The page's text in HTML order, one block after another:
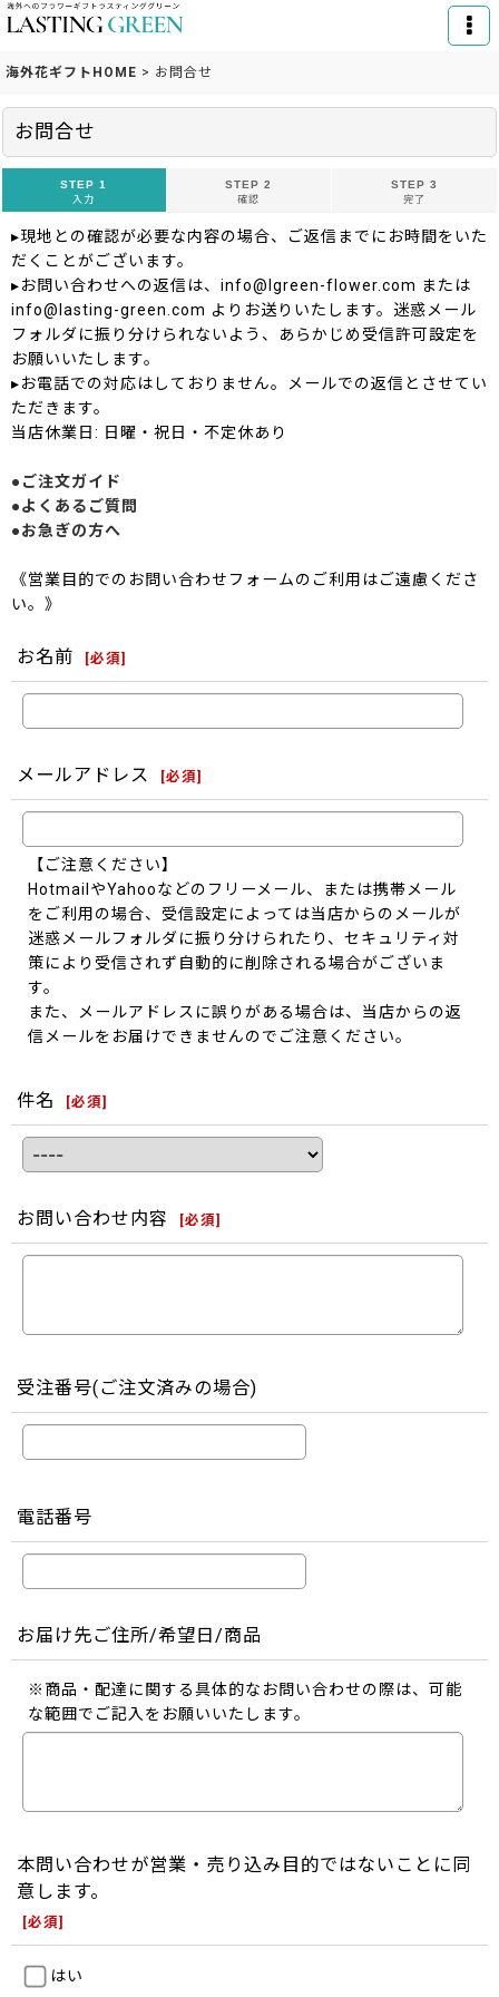
海外花ギフトHOME > お問合せ
お問合せ
STEP 1
入力
STEP 2
確認
STEP 3
完了
▸現地との確認が必要な内容の場合、ご返信までにお時間をいた
だくことがございます。
▸お問い合わせへの返信は、info@lgreen-flower.com または
info@lasting-green.com よりお送りいたします。迷惑メール
フォルダに振り分けられないよう、あらかじめ受信許可設定を
お願いいたします。
▸お電話での対応はしておりません。メールでの返信とさせてい
ただきます。
当店休業日: 日曜・祝日・不定休あり
●ご注文ガイド
●よくあるご質問
●お急ぎの方へ
《営業目的でのお問い合わせフォームのご利用はご遠慮くださ
い。》
お名前 [必須]
メールアドレス [必須]
【ご注意ください】
HotmailやYahooなどのフリーメール、または携帯メール
をご利用の場合、受信設定によっては当店からのメールが
迷惑メールフォルダに振り分けられたり、セキュリティ対
策により受信されず自動的に削除される場合がございま
す。
また、メールアドレスに誤りがある場合は、当店からの返
信メールをお届けできませんのでご注意ください。
件名 [必須]
お問い合わせ内容 [必須]
受注番号(ご注文済みの場合)
電話番号
お届け先ご住所/希望日/商品
※商品・配達に関する具体的なお問い合わせの際は、可能
な範囲でご記入をお願いいたします。
本問い合わせが営業・売り込み目的ではないことに同
意します。
[必須]
はい